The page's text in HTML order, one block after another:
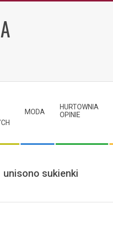
MODA
HURTOWNIA
OPINIE
unisono sukienki